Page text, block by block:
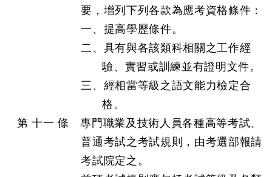
要，增列下列各款為應考資格條件：
一、提高學歷條件。
二、具有與各該類科相關之工作經
驗、實習或訓練並有證明文件。
三、經相當等級之語文能力檢定合
格。
第 十一 條 專門職業及技術人員各種高等考試、
普通考試之考試規則，由考選部報請
考試院定之。